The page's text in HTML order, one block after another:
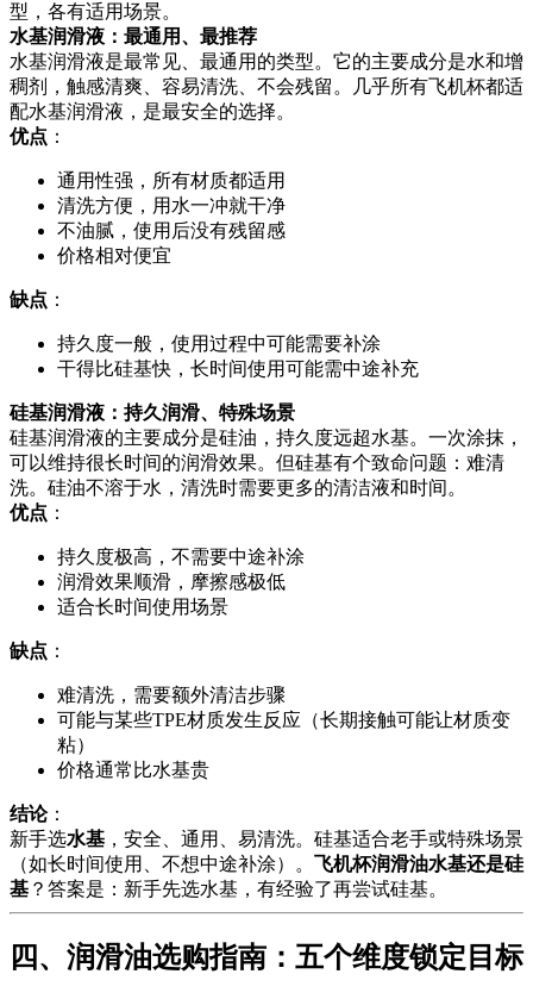
型，各有适用场景。
水基润滑液：最通用、最推荐
水基润滑液是最常见、最通用的类型。它的主要成分是水和增
稠剂，触感清爽、容易清洗、不会残留。几乎所有飞机杯都适
配水基润滑液，是最安全的选择。
优点 ：
通用性强，所有材质都适用
清洗方便，用水一冲就干净
不油腻，使用后没有残留感
价格相对便宜
缺点 ：
持久度一般，使用过程中可能需要补涂
干得比硅基快，长时间使用可能需中途补充
硅基润滑液：持久润滑、特殊场景
硅基润滑液的主要成分是硅油，持久度远超水基。一次涂抹，
可以维持很长时间的润滑效果。但硅基有个致命问题：难清
洗。硅油不溶于水，清洗时需要更多的清洁液和时间。
优点 ：
持久度极高，不需要中途补涂
润滑效果顺滑，摩擦感极低
适合长时间使用场景
缺点 ：
难清洗，需要额外清洁步骤
可能与某些TPE材质发生反应（长期接触可能让材质变
粘）
价格通常比水基贵
结论：
新手选水基 ，安全、通用、易清洗。硅基适合老手或特殊场景
（如长时间使用、不想中途补涂）。 飞机杯润滑油水基还是硅
基 ？答案是：新手先选水基，有经验了再尝试硅基。
四、润滑油选购指南：五个维度锁定目标